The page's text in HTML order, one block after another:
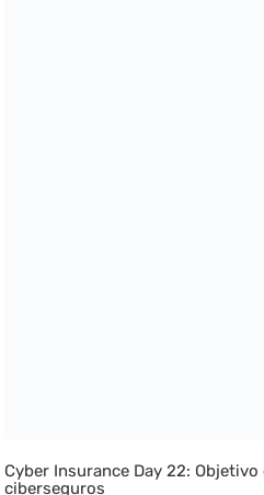
Cyber Insurance Day 22:
ciberseguros